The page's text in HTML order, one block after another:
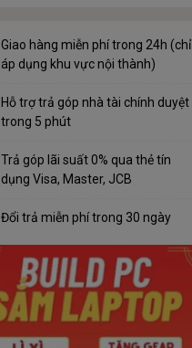
Giao hàng miễn phí trong 24h (chỉ
áp dụng khu vực nội thành)
Hỗ trợ trả góp nhà tài chính duyệt
trong 5 phút
Trả góp lãi suất 0% qua thẻ tín
dụng Visa, Master, JCB
Đổi trả miễn phí trong 30 ngày